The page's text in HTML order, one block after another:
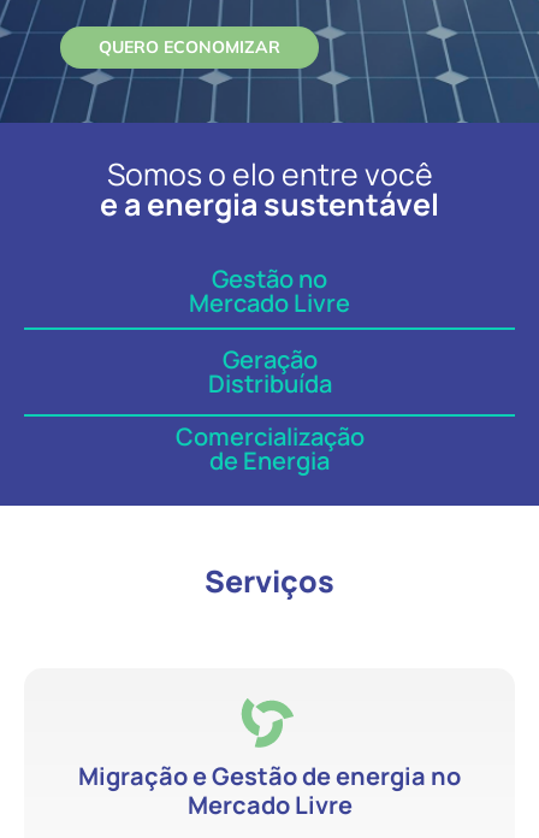
QUERO ECONOMIZAR
Somos o elo entre você
e a energia sustentável
Gestão no
Mercado Livre
Geração
Distribuída
Comercialização
de Energia
Serviços
Migração e Gestão de energia no
Mercado Livre